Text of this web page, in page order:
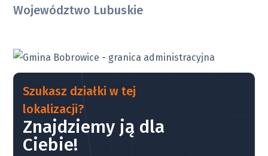
Województwo Lubuskie
Szukasz działki w tej
lokalizacji?
Znajdziemy ją dla
Ciebie!